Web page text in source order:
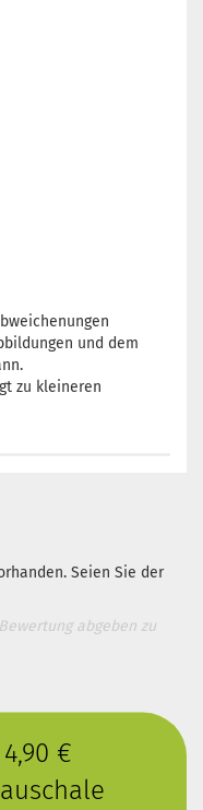
und dem
zu kleineren
Seien Sie der
abgeben zu
€